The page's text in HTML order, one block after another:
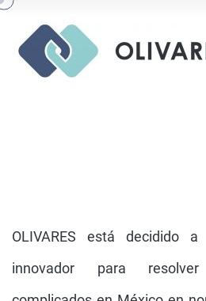
OLIVARES está decidido
innovador para